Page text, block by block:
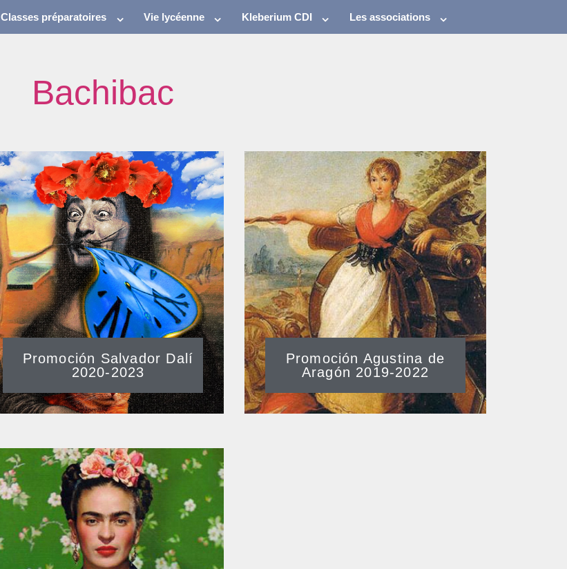
Classes préparatoires Vie lycéenne Kleberium CDI Les associations
Bachibac
Promoción Salvador Dalí
2020-2023
Promoción Agustina de
Aragón 2019-2022